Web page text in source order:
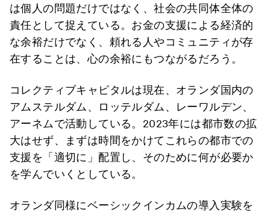
は個人の問題だけではなく、社会の共同体全体の
責任として捉えている。お金の支援による経済的
な余裕だけでなく、頼れる人やコミュニティが存
在することは、心の余裕にもつながるだろう。
コレクティブキャピタルは現在、オランダ国内の
アムステルダム、ロッテルダム、レーワルデン、
アーネムで活動している。2023年には都市数の拡
大はせず、まずは時間をかけてこれらの都市での
支援を「適切に」配置し、そのために何が必要か
を学んでいくとしている。
オランダ同様にベーシックインカムの導入実験を